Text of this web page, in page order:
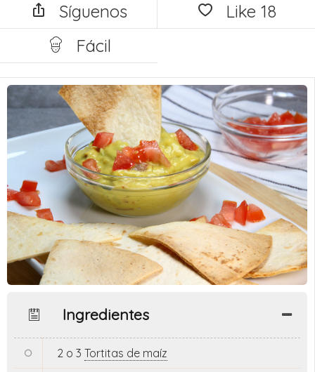
Síguenos Like 18
Fácil
Ingredientes
2 o 3 Tortitas de maíz